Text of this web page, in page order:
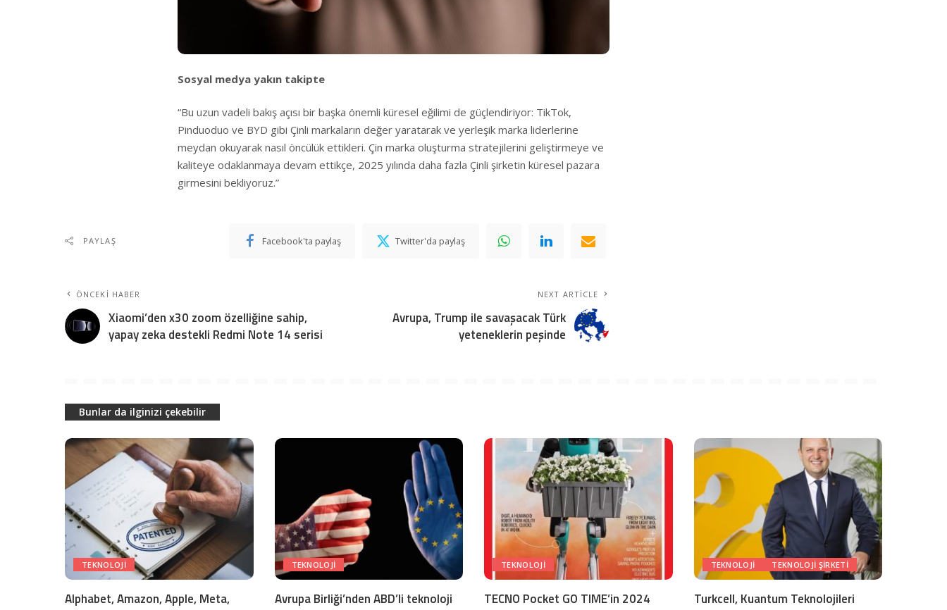
Sosyal medya yakın takipte
“Bu uzun vadeli bakış açısı bir başka önemli küresel eğilimi de güçlendiriyor: TikTok,
Pinduoduo ve BYD gibi Çinli markaların değer yaratarak ve yerleşik marka liderlerine
meydan okuyarak nasıl öncülük ettikleri. Çin marka oluşturma stratejilerini geliştirmeye ve
kaliteye odaklanmaya devam ettikçe, 2025 yılında daha fazla Çinli şirketin küresel pazara
girmesini bekliyoruz.”
PAYLAŞ Facebook'ta paylaş Twitter'da paylaş
ÖNCEKI HABER
Xiaomi’den x30 zoom özelliğine sahip,
yapay zeka destekli Redmi Note 14 serisi
NEXT ARTICLE
Avrupa, Trump ile savaşacak Türk
yeteneklerin peşinde
Bunlar da ilginizi çekebilir
TEKNOLOJI
Alphabet, Amazon, Apple, Meta,
TEKNOLOJI
Avrupa Birliği’nden ABD’li teknoloji
TEKNOLOJI
TECNO Pocket GO TIME’in 2024
TEKNOLOJI TEKNOLOJI ŞIRKETI
Turkcell, Kuantum Teknolojileri